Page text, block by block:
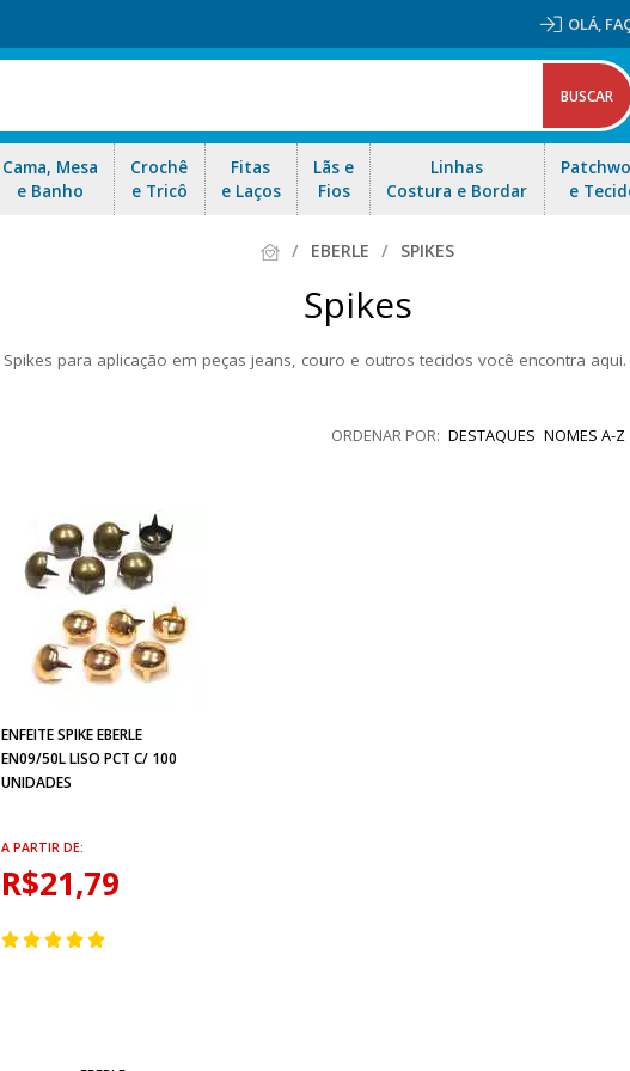
OLÁ,
Cama, Mesa
e Banho
Crochê
e Tricô
Fitas
e Laços
Lãs e
Fios
Linhas
Costura e Bordar
e
EBERLE SPIKES
Spikes
Spikes para aplicação em peças jeans, couro e outros tecidos você encontra aqui.
DESTAQUES NOMES A-Z
ENFEITE SPIKE EBERLE
EN09/50L LISO PCT C/ 100
UNIDADES
A PARTIR DE:
R$21,79